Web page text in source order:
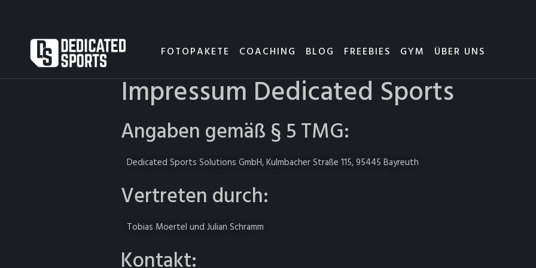
FOTOPAKETE COACHING BLOG FREEBIES GYM ÜBER UNS
Impressum Dedicated Sports
Angaben gemäß § 5 TMG:
Dedicated Sports Solutions GmbH, Kulmbacher Straße 115, 95445 Bayreuth
Vertreten durch:
Tobias Moertel und Julian Schramm